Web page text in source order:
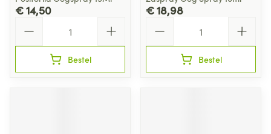
€ 14,50
Bestel
€ 18,98
Bestel